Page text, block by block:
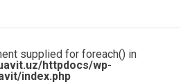
supplied for foreach() in
httpdocs/wp-
index.php